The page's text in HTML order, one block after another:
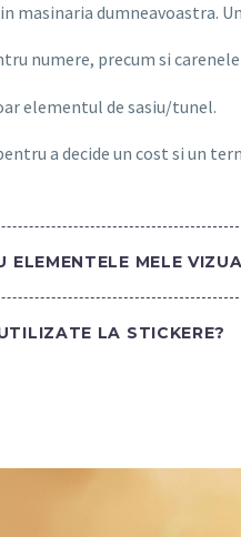
masinaria dumneavoastra.
numere, precum si carenele
elementul de sasiu/tunel.
a decide un cost si un
MELE
LA STICKERE?